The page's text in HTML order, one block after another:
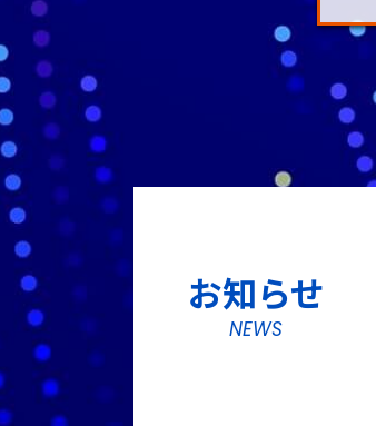
お知らせ
NEWS